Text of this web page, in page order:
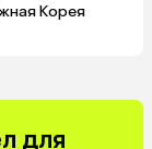
Корея
для